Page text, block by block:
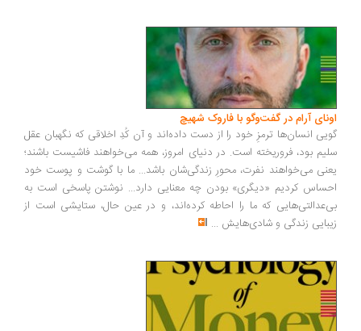
آرام در گفت‌وگو با فاروک شهیچ‭
انسان‌ها ترمزِ خود را از دست داده‌اند و آن کُدِ اخلاقی که نگهبان عقل
بود، فروریخته است. در دنیای امروز، همه می‌خواهند فاشیست باشند؛
می‌خواهند نفرت، محورِ زندگی‌شان باشد... ما با گوشت و پوست خود
کردیم «دیگری» بودن چه معنایی دارد... نوشتن پاسخی است به
که ما را احاطه کرده‌اند، و در عین حال، ستایشی است از
زندگی و شادی‌هایش...